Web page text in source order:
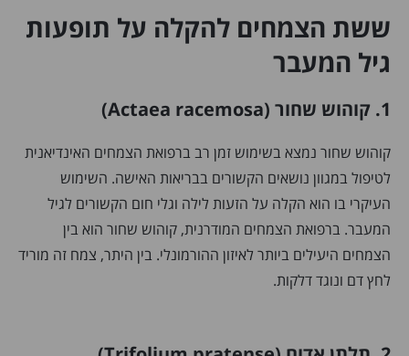
ששת הצמחים להקלה על תופעות
גיל המעבר
1. קוהוש שחור (Actaea racemosa)
קוהוש שחור נמצא בשימוש זמן רב ברפואת הצמחים האינדיאנית
לטיפול במגוון נושאים הקשורים בבריאות האישה. השימוש
העיקרי בו הוא הקלה על הזעות לילה וגלי חום הקשורים לגיל
המעבר. ברפואת הצמחים המודרנית, קוהוש שחור הוא בין
הצמחים היעילים ביותר לאיזון ההורמונלי. בין היתר, צמח זה מוריד
לחץ דם ונוגד דלקות.